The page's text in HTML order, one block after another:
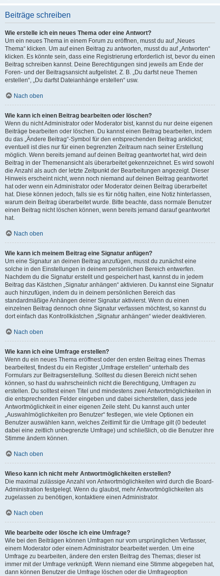
Beiträge schreiben
Wie erstelle ich ein neues Thema oder eine Antwort?
Um ein neues Thema in einem Forum zu eröffnen, musst du auf „Neues
Thema“ klicken. Um auf einen Beitrag zu antworten, musst du auf „Antworten“
klicken. Es könnte sein, dass eine Registrierung erforderlich ist, bevor du einen
Beitrag schreiben kannst. Deine Berechtigungen sind jeweils am Ende der
Foren- und der Beitragsansicht aufgelistet. Z. B. „Du darfst neue Themen
erstellen“, „Du darfst Dateianhänge erstellen“ usw.
Nach oben
Wie kann ich einen Beitrag bearbeiten oder löschen?
Wenn du nicht Administrator oder Moderator bist, kannst du nur deine eigenen
Beiträge bearbeiten oder löschen. Du kannst einen Beitrag bearbeiten, indem
du das „Ändere Beitrag“-Symbol für den entsprechenden Beitrag anklickst;
eventuell ist dies nur für einen begrenzten Zeitraum nach seiner Erstellung
möglich. Wenn bereits jemand auf deinen Beitrag geantwortet hat, wird dein
Beitrag in der Themenansicht als überarbeitet gekennzeichnet. Es wird sowohl
die Anzahl als auch der letzte Zeitpunkt der Bearbeitungen angezeigt. Dieser
Hinweis erscheint nicht, wenn noch niemand auf deinen Beitrag geantwortet
hat oder wenn ein Administrator oder Moderator deinen Beitrag überarbeitet
hat. Diese können jedoch, falls sie es für nötig halten, eine Notiz hinterlassen,
warum dein Beitrag überarbeitet wurde. Bitte beachte, dass normale Benutzer
einen Beitrag nicht löschen können, wenn bereits jemand darauf geantwortet
hat.
Nach oben
Wie kann ich meinem Beitrag eine Signatur anfügen?
Um eine Signatur an deinen Beitrag anzufügen, musst du zunächst eine
solche in den Einstellungen in deinem persönlichen Bereich entwerfen.
Nachdem du die Signatur erstellt und gespeichert hast, kannst du in jedem
Beitrag das Kästchen „Signatur anhängen“ aktivieren. Du kannst eine Signatur
auch hinzufügen, indem du in deinem persönlichen Bereich das
standardmäßige Anhängen deiner Signatur aktivierst. Wenn du einen
einzelnen Beitrag dennoch ohne Signatur verfassen möchtest, so kannst du
dort einfach das Kontrollkästchen „Signatur anhängen“ wieder deaktivieren.
Nach oben
Wie kann ich eine Umfrage erstellen?
Wenn du ein neues Thema eröffnest oder den ersten Beitrag eines Themas
bearbeitest, findest du ein Register „Umfrage erstellen“ unterhalb des
Formulars zur Beitragserstellung. Solltest du diesen Bereich nicht sehen
können, so hast du wahrscheinlich nicht die Berechtigung, Umfragen zu
erstellen. Du solltest einen Titel und mindestens zwei Antwortmöglichkeiten in
die entsprechenden Felder eingeben und dabei sicherstellen, dass jede
Antwortmöglichkeit in einer eigenen Zeile steht. Du kannst auch unter
„Auswahlmöglichkeiten pro Benutzer“ festlegen, wie viele Optionen ein
Benutzer auswählen kann, welches Zeitlimit für die Umfrage gilt (0 bedeutet
dabei eine zeitlich unbegrenzte Umfrage) und schließlich, ob die Benutzer ihre
Stimme ändern können.
Nach oben
Wieso kann ich nicht mehr Antwortmöglichkeiten erstellen?
Die maximal zulässige Anzahl von Antwortmöglichkeiten wird durch die Board-
Administration festgelegt. Wenn du glaubst, mehr Antwortmöglichkeiten als
zugelassen zu benötigen, kontaktiere einen Administrator.
Nach oben
Wie bearbeite oder lösche ich eine Umfrage?
Wie bei den Beiträgen können Umfragen nur vom ursprünglichen Verfasser,
einem Moderator oder einem Administrator bearbeitet werden. Um eine
Umfrage zu bearbeiten, ändere den ersten Beitrag des Themas; dieser ist
immer mit der Umfrage verknüpft. Wenn niemand eine Stimme abgegeben hat,
dann können Benutzer die Umfrage löschen oder die Umfrageoption